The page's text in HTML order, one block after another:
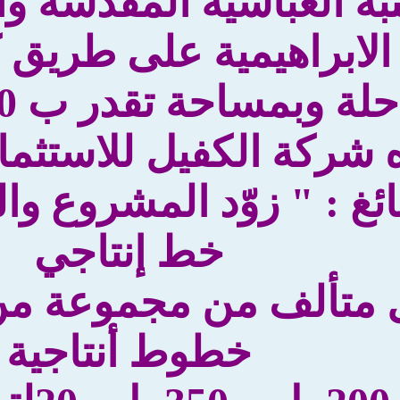
الابراهيمية على طريق
حلة وبمساحة تقدر ب 1000م2 ،
شركة الكفيل
: " زوّد المشروع
خط إنتاجي
متألف من مجموعة من
خطوط أنتاجية